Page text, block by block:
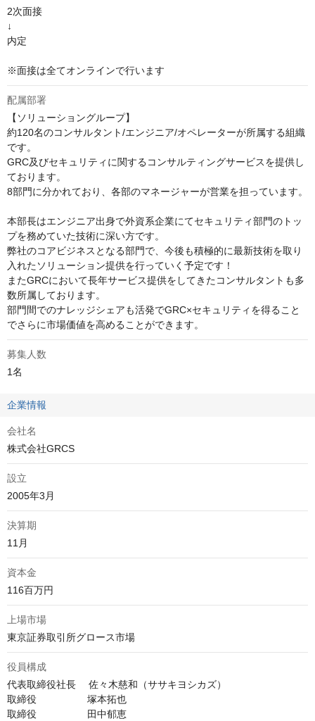
2次面接
↓
内定
※面接は全てオンラインで行います
配属部署
【ソリューショングループ】
約120名のコンサルタント/エンジニア/オペレーターが所属する組織
です。
GRC及びセキュリティに関するコンサルティングサービスを提供し
ております。
8部門に分かれており、各部のマネージャーが営業を担っています。
本部長はエンジニア出身で外資系企業にてセキュリティ部門のトッ
プを務めていた技術に深い方です。
弊社のコアビジネスとなる部門で、今後も積極的に最新技術を取り
入れたソリューション提供を行っていく予定です！
またGRCにおいて長年サービス提供をしてきたコンサルタントも多
数所属しております。
部門間でのナレッジシェアも活発でGRC×セキュリティを得ること
でさらに市場価値を高めることができます。
募集人数
1名
企業情報
会社名
株式会社GRCS
設立
2005年3月
決算期
11月
資本金
116百万円
上場市場
役員構成
代表取締役社長　 佐々木慈和（ササキヨシカズ）
取締役　  　　　  塚本拓也
取締役　  　　　  田中郁恵